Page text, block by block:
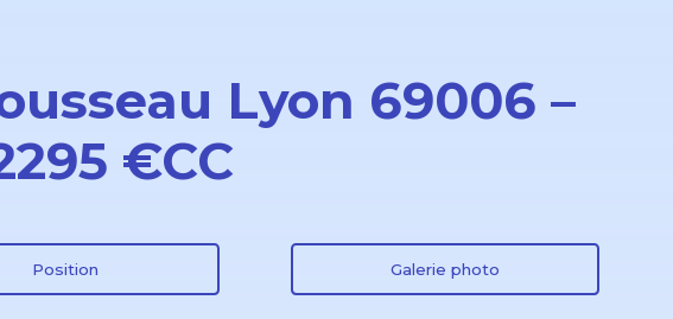
Lyon 69006 –
€CC
Position Galerie photo